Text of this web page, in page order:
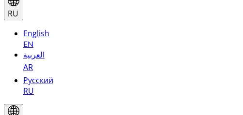
RU
English
EN
العربية
AR
Русский
RU